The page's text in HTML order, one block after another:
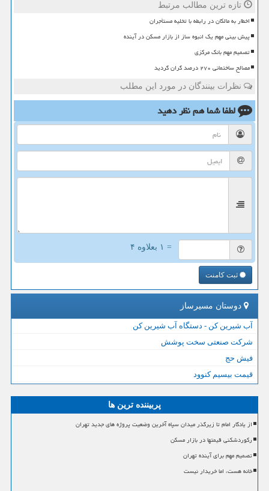
تازه ترین مطالب مرتبط
اخطار به مالکان در رابطه با تخلیه مستأجران
پیش بینی مهم یک انبوه ساز از بازار مسکن در آینده
تصمیم مهم بانک مرکزی
مصالح ساختمانی ۲۷۰ درصد گران گردید
نظرات بینندگان در مورد این مطلب
لطفا شما همنظر دهید
= ۱ بعلاوه ۴
ثبت کامنت
دوستان مسیرساز
آب شیرین کن - دستگاه آب شیرین کن
شرکت صنعتی سخت پوشش
فیش حج
قیمت بیسیم کنوود
پربیننده ترین ها
از یادگار امام تا زیرگذر میدان سپاه آخرین وضعیت پروژه های جدید تهران
رکوردشکنی قیمتها در بازار مسکن
تصمیم مهم برای آینده تهران
خانه هست، اما خریدار نیست